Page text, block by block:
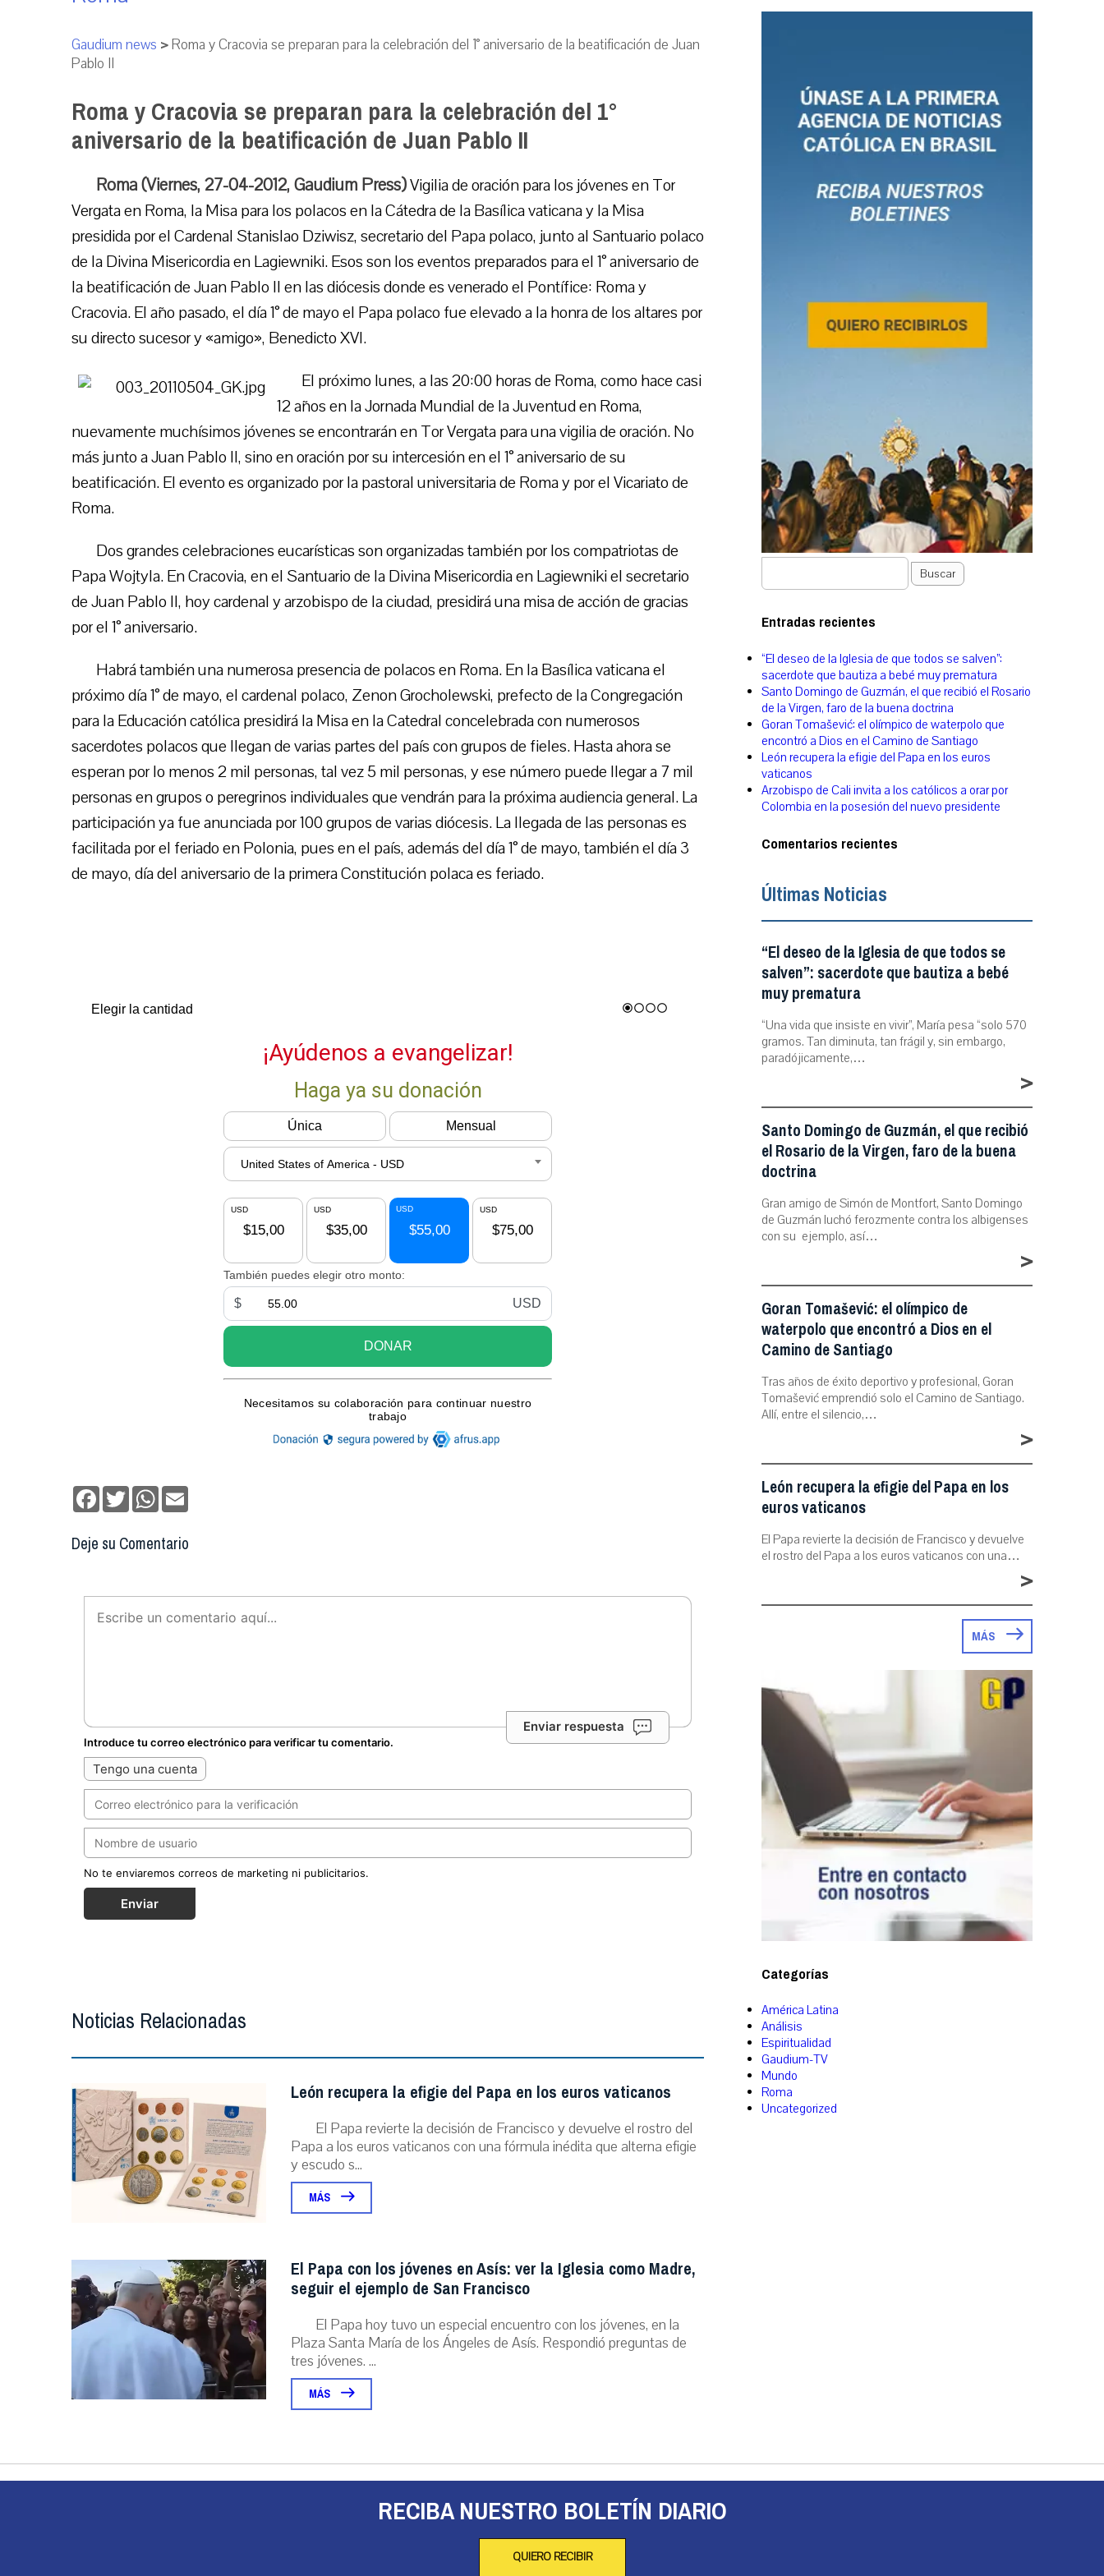
Gaudium news >Roma y Cracovia se preparan para la celebración del 1° aniversario de la beatificación de Juan
Pablo II
Roma y Cracovia se preparan para la celebración del 1°
aniversario de la beatificación de Juan Pablo II
Roma (Viernes, 27-04-2012, Gaudium Press)Vigilia de oración para los jóvenes en Tor
Vergata en Roma, la Misa para los polacos en la Cátedra de la Basílica vaticana y la Misa
presidida por el Cardenal Stanislao Dziwisz, secretario del Papa polaco, junto al Santuario polaco
de la Divina Misericordia en Lagiewniki. Esos son los eventos preparados para el 1° aniversario de
la beatificación de Juan Pablo II en las diócesis donde es venerado el Pontífice: Roma y
Cracovia. El año pasado, el día 1° de mayo el Papa polaco fue elevado a la honra de los altares por
su directo sucesor y «amigo», Benedicto XVI.
El próximo lunes, a las 20:00 horas de Roma, como hace casi
12 años en la Jornada Mundial de la Juventud en Roma,
nuevamente muchísimos jóvenes se encontrarán en Tor Vergata para una vigilia de oración. No
más junto a Juan Pablo II, sino en oración por su intercesión en el 1° aniversario de su
beatificación. El evento es organizado por la pastoral universitaria de Roma y por el Vicariato de
Roma.
Dos grandes celebraciones eucarísticas son organizadas también por los compatriotas de
Papa Wojtyla. En Cracovia, en el Santuario de la Divina Misericordia en Lagiewniki el secretario
de Juan Pablo II, hoy cardenal y arzobispo de la ciudad, presidirá una misa de acción de gracias
por el 1° aniversario.
Habrá también una numerosa presencia de polacos en Roma. En la Basílica vaticana el
próximo día 1° de mayo, el cardenal polaco, Zenon Grocholewski, prefecto de la Congregación
para la Educación católica presidirá la Misa en la Catedral concelebrada con numerosos
sacerdotes polacos que llegan de varias partes del país con grupos de fieles. Hasta ahora se
esperan por lo menos 2 mil personas, tal vez 5 mil personas, y ese número puede llegar a 7 mil
personas en grupos o peregrinos individuales que vendrán para la próxima audiencia general. La
participación ya fue anunciada por 100 grupos de varias diócesis. La llegada de las personas es
facilitada por el feriado en Polonia, pues en el país, además del día 1° de mayo, también el día 3
de mayo, día del aniversario de la primera Constitución polaca es feriado.
Facebook
TwitterWhatsApp
Deje su Comentario
Enviar respuesta
Introduce tu correo electrónico para verificar tu comentario.
Tengo una cuenta
No te enviaremos correos de marketing ni publicitarios.
Enviar
Noticias Relacionadas
León recupera la efigie del Papa en los euros vaticanos
El Papa revierte la decisión de Francisco y devuelve el rostro del
Papa a los euros vaticanos con una fórmula inédita que alterna efigie
y escudo s...
MÁS
El Papa con los jóvenes en Asís: ver la Iglesia como Madre,
seguir el ejemplo de San Francisco
El Papa hoy tuvo un especial encuentro con los jóvenes, en la
Plaza Santa María de los Ángeles de Asís. Respondió preguntas de
tres jóvenes. ...
MÁS
Buscar
Entradas recientes
“El deseo de la Iglesia de que todos se salven”:
sacerdote que bautiza a bebé muy prematura
Santo Domingo de Guzmán, el que recibió el Rosario
de la Virgen, faro de la buena doctrina
Goran Tomašević: el olímpico de waterpolo que
encontró a Dios en el Camino de Santiago
León recupera la efigie del Papa en los euros
vaticanos
Arzobispo de Cali invita a los católicos a orar por
Colombia en la posesión del nuevo presidente
Comentarios recientes
Últimas Noticias
“El deseo de la Iglesia de que todos se
salven”: sacerdote que bautiza a bebé
muy prematura
“Una vida que insiste en vivir”, María pesa “solo 570
gramos. Tan diminuta, tan frágil y, sin embargo,
paradójicamente,…
>
Santo Domingo de Guzmán, el que recibió
el Rosario de la Virgen, faro de la buena
doctrina
Gran amigo de Simón de Montfort, Santo Domingo
de Guzmán luchó ferozmente contra los albigenses
con su ejemplo, así…
>
Goran Tomašević: el olímpico de
waterpolo que encontró a Dios en el
Camino de Santiago
Tras años de éxito deportivo y profesional, Goran
Tomašević emprendió solo el Camino de Santiago.
Allí, entre el silencio,…
>
León recupera la efigie del Papa en los
euros vaticanos
El Papa revierte la decisión de Francisco y devuelve
el rostro del Papa a los euros vaticanos con una…
>
MÁS
Categorías
América Latina
Análisis
Espiritualidad
Gaudium-TV
Mundo
Roma
Uncategorized
RECIBA NUESTRO BOLETÍN DIARIO
QUIERO RECIBIR